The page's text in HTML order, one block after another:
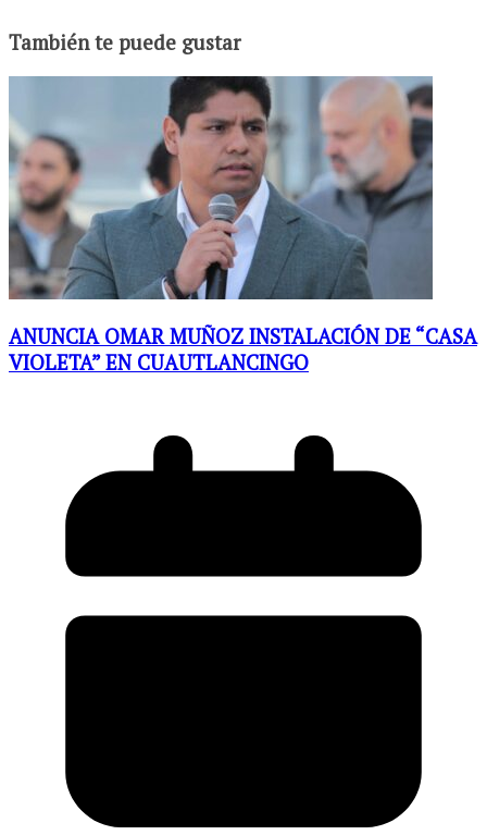
También te puede gustar
ANUNCIA OMAR MUÑOZ INSTALACIÓN DE “CASA
VIOLETA” EN CUAUTLANCINGO